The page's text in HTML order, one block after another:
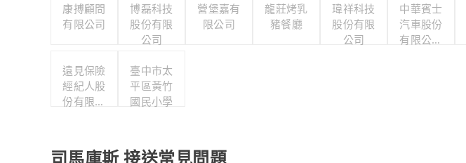
康搏顧問
有限公司
博磊科技
股份有限
公司
營堡嘉有
限公司
龍莊烤乳
豬餐廳
瑋祥科技
股份有限
公司
中華賓士
汽車股份
有限公司
遠見保險
經紀人股
份有限公
臺中市太
平區黃竹
國民小學
司馬庫斯 接送常見問題